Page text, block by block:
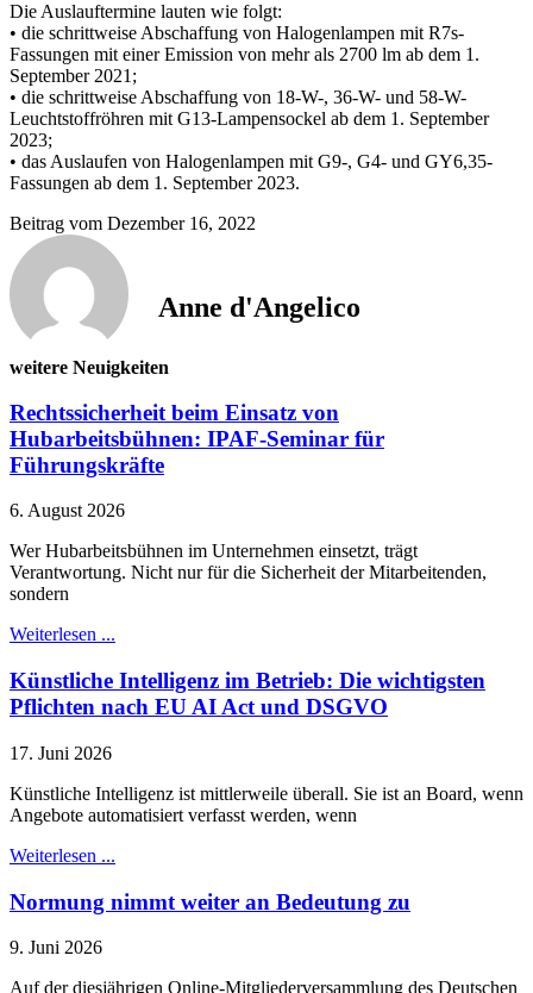
Die Auslauftermine lauten wie folgt:
• die schrittweise Abschaffung von Halogenlampen mit R7s-
Fassungen mit einer Emission von mehr als 2700 lm ab dem 1.
September 2021;
• die schrittweise Abschaffung von 18-W-, 36-W- und 58-W-
Leuchtstoffröhren mit G13-Lampensockel ab dem 1. September
2023;
• das Auslaufen von Halogenlampen mit G9-, G4- und GY6,35-
Fassungen ab dem 1. September 2023.
Beitrag vom Dezember 16, 2022
Anne d'Angelico
weitere Neuigkeiten
Rechtssicherheit beim Einsatz von
Hubarbeitsbühnen: IPAF-Seminar für
Führungskräfte
6. August 2026
Wer Hubarbeitsbühnen im Unternehmen einsetzt, trägt
Verantwortung. Nicht nur für die Sicherheit der Mitarbeitenden,
sondern
Weiterlesen ...
Künstliche Intelligenz im Betrieb: Die wichtigsten
Pflichten nach EU AI Act und DSGVO
17. Juni 2026
Künstliche Intelligenz ist mittlerweile überall. Sie ist an Board, wenn
Angebote automatisiert verfasst werden, wenn
Weiterlesen ...
Normung nimmt weiter an Bedeutung zu
9. Juni 2026
Auf der diesjährigen Online-Mitgliederversammlung des Deutschen